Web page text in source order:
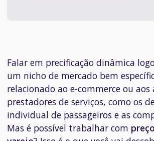
Falar em precificação dinâmica
um nicho de mercado bem
relacionado ao e-commerce ou
prestadores de serviços, como os
individual de passageiros e as
Mas é possível trabalhar com